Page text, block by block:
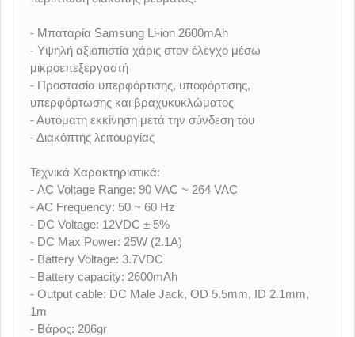
- Μπαταρία Samsung Li-ion 2600mAh
- Υψηλή αξιοπιστία χάρις στον έλεγχο μέσω
μικροεπεξεργαστή
- Προστασία υπερφόρτισης, υποφόρτισης,
υπερφόρτωσης και βραχυκυκλώματος
- Αυτόματη εκκίνηση μετά την σύνδεση του
- Διακόπτης λειτουργίας
Τεχνικά Χαρακτηριστικά:
- AC Voltage Range: 90 VAC ~ 264 VAC
- AC Frequency: 50 ~ 60 Hz
- DC Voltage: 12VDC ± 5%
- DC Max Power: 25W (2.1A)
- Battery Voltage: 3.7VDC
- Battery capacity: 2600mAh
- Output cable: DC Male Jack, OD 5.5mm, ID 2.1mm,
1m
- Βάρος: 206gr